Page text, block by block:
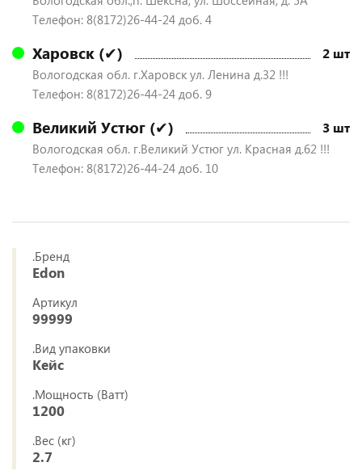
Телефон: 8(8172)26-44-24 доб. 4
Харовск (✔) 2 шт
Вологодская обл. г.Харовск ул. Ленина д.32 !!!
Телефон: 8(8172)26-44-24 доб. 9
Великий Устюг (✔) 3 шт
Вологодская обл. г.Великий Устюг ул. Красная д.62 !!!
Телефон: 8(8172)26-44-24 доб. 10
.Бренд
Edon
Артикул
99999
.Вид упаковки
Кейс
.Мощность (Ватт)
1200
.Вес (кг)
2.7